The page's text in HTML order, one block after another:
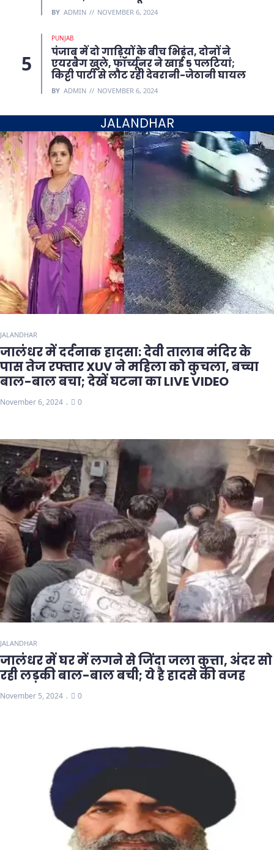
BY ADMIN NOVEMBER 6, 2024
PUNJAB
पंजाब में दो गाड़ियों के बीच भिड़ंत, दोनों ने
एयरबैग खुले, फॉर्च्यूनर ने खाई 5 पलटियां;
किट्टी पार्टी से लौट रही देवरानी-जेठानी घायल
BY ADMIN NOVEMBER 6, 2024
JALANDHAR
JALANDHAR
जालंधर में दर्दनाक हादसा: देवी तालाब मंदिर के
पास तेज रफ्तार XUV ने महिला को कुचला, बच्चा
बाल-बाल बचा; देखें घटना का LIVE VIDEO
November 6, 2024 0
JALANDHAR
जालंधर में घर में लगने से जिंदा जला कुत्ता, अंदर सो
रही लड़की बाल-बाल बची; ये है हादसे की वजह
November 5, 2024 0